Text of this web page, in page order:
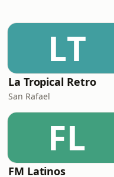
LT
La Tropical Retro
San Rafael
FL
FM Latinos